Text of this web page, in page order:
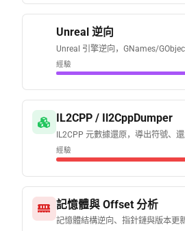
Unreal 逆向
Unreal 引擎逆向，GNames/
經驗
IL2CPP / Il2CppDumper
IL2CPP 元數據還原，導出符號、還
經驗
記憶體與 Offset 分析
記憶體結構逆向、指針鏈與版本更